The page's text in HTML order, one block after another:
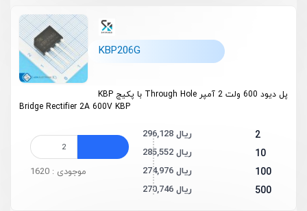
KBP206G
پل دیود 600 ولت 2 آمپر Through Hole با پکیج KBP
Bridge Rectifier 2A 600V KBP
2 296,128 ریال
10 285,552 ریال
100 274,976 ریال
500 270,746 ریال
موجودی : 1620